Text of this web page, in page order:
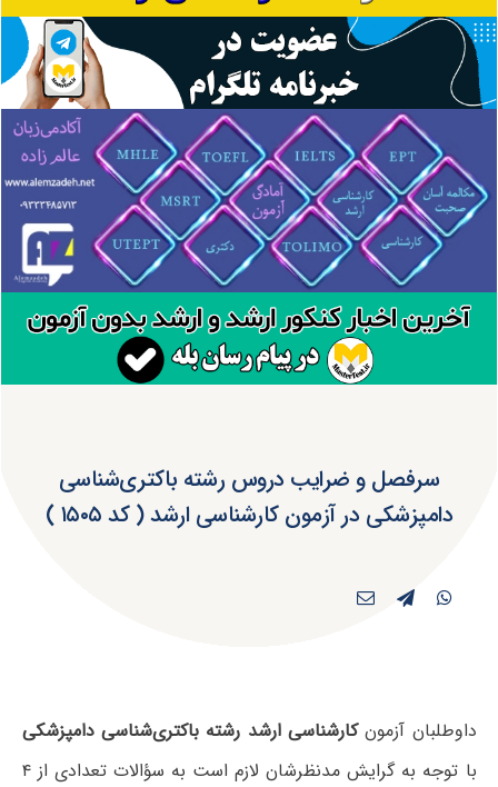
سرفصل و ضرایب دروس رشته باکتری‌شناسی
دامپزشکی در آزمون کارشناسی ارشد ( کد ۱۵۰۵ )
داوطلبان آزمونکارشناسی ارشد رشته باکتری‌شناسی دامپزشکی
با توجه به گرایش مدنظرشان لازم است به سؤالات تعدادی از ۴